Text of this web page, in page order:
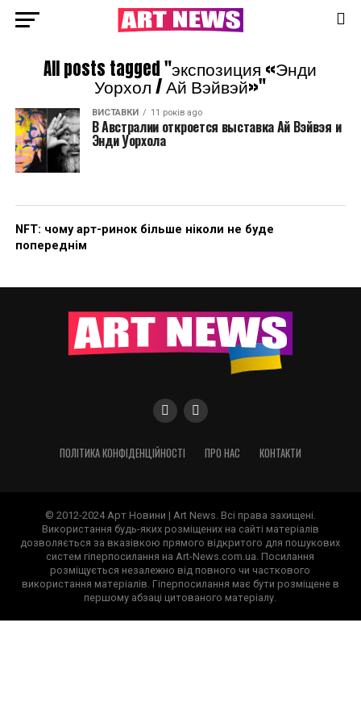
All posts tagged "экспозиция «Энди
Уорхол / Ай Вэйвэй»"
ВИСТАВКИ 11 років ago
В Австралии откроется выставка Ай Вэйвэя и
Энди Уорхола
NFT: чому арт-ринок більше ніколи не буде
попереднім
ПОЛІТИКА КОНФІДЕНЦІЙНОСТІ ПРО НАС КОНТАКТИ
© 2012-2024 Арт Новини | Art News. Всі права захищені.
Використання будь-яких розміщених на сайті матеріалів
дозволяється за вказівкою прямого відкритого для пошукових
систем гіперпосилання на Art-News.com.ua. Посилання
розміщується незалежно від повного чи часткового
використання матеріалів. Гіперпосилання має бути розміщене в
першому абзаці цитованого матеріалу.